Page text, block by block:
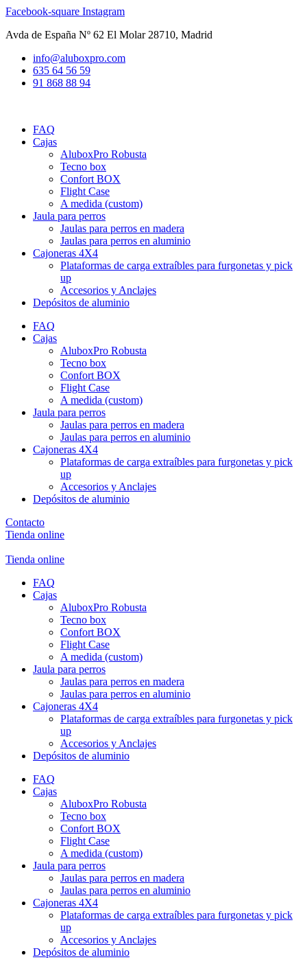
Ir
contenido
Facebook-square Instagram
Avda de España Nº 62 El Molar 28710, Madrid
info@aluboxpro.com
635 64 56 59
91 868 88 94
FAQ
Cajas
AluboxPro Robusta
Tecno box
Confort BOX
Flight Case
A medida (custom)
Jaula para perros
Jaulas para perros en madera
Jaulas para perros en aluminio
Cajoneras 4X4
Plataformas de carga extraíbles para furgonetas y pick
up
Accesorios y Anclajes
Depósitos de aluminio
FAQ
Cajas
AluboxPro Robusta
Tecno box
Confort BOX
Flight Case
A medida (custom)
Jaula para perros
Jaulas para perros en madera
Jaulas para perros en aluminio
Cajoneras 4X4
Plataformas de carga extraíbles para furgonetas y pick
up
Accesorios y Anclajes
Depósitos de aluminio
Contacto
Tienda online
Tienda online
FAQ
Cajas
AluboxPro Robusta
Tecno box
Confort BOX
Flight Case
A medida (custom)
Jaula para perros
Jaulas para perros en madera
Jaulas para perros en aluminio
Cajoneras 4X4
Plataformas de carga extraíbles para furgonetas y pick
up
Accesorios y Anclajes
Depósitos de aluminio
FAQ
Cajas
AluboxPro Robusta
Tecno box
Confort BOX
Flight Case
A medida (custom)
Jaula para perros
Jaulas para perros en madera
Jaulas para perros en aluminio
Cajoneras 4X4
Plataformas de carga extraíbles para furgonetas y pick
up
Accesorios y Anclajes
Depósitos de aluminio